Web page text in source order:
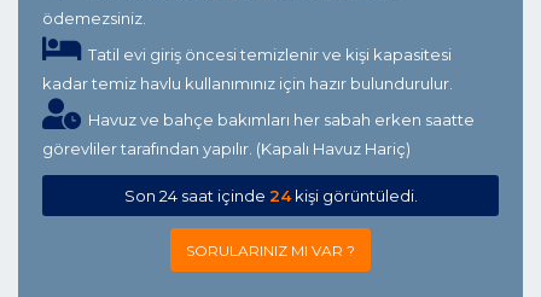
ödemezsiniz.
Tatil evi giriş öncesi temizlenir ve kişi kapasitesi
kadar temiz havlu kullanımınız için hazır bulundurulur.
Havuz ve bahçe bakımları her sabah erken saatte
görevliler tarafından yapılır. (Kapalı Havuz Hariç)
Son 24 saat içinde 24kişi görüntüledi.
SORULARINIZ MI VAR ?